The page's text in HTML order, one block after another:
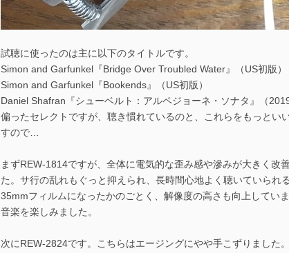
試聴に使ったのは主に以下のタイトルです。
Simon and Garfunkel『Bridge Over Troubled Water』（US初版）
Simon and Garfunkel『Bookends』（US初版）
Daniel Shafran『シューベルト：アルペジョーネ・ソナタ』（
偏ったセレクトですが、聴き慣れているのと、これらをもっとい
すので…
まずREW-1814ですが、全体に電気的な歪み感や滲みが大きく改
た。サ行の乱れもぐっと抑えられ、長時間心地よく聴いていられ
35mmフィルムになったかのごとく、解像度の高さも向上してい
音楽を楽しみました。
次にREW-2824です。こちらはエージングにやや手こずりました